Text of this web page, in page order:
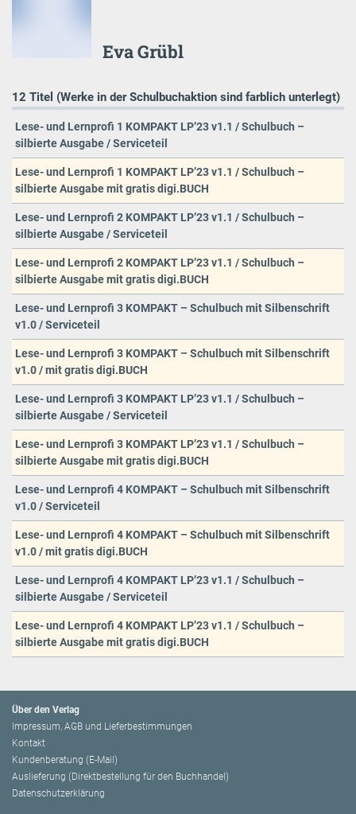
Eva Grübl
12 Titel (Werke in der Schulbuchaktion sind farblich unterlegt)
Lese- und Lernprofi 1 KOMPAKT LP’23 v1.1 / Schulbuch –
silbierte Ausgabe / Serviceteil
Lese- und Lernprofi 1 KOMPAKT LP’23 v1.1 / Schulbuch –
silbierte Ausgabe mit gratis digi.BUCH
Lese- und Lernprofi 2 KOMPAKT LP’23 v1.1 / Schulbuch –
silbierte Ausgabe / Serviceteil
Lese- und Lernprofi 2 KOMPAKT LP’23 v1.1 / Schulbuch –
silbierte Ausgabe mit gratis digi.BUCH
Lese- und Lernprofi 3 KOMPAKT – Schulbuch mit Silbenschrift
v1.0 / Serviceteil
Lese- und Lernprofi 3 KOMPAKT – Schulbuch mit Silbenschrift
v1.0 / mit gratis digi.BUCH
Lese- und Lernprofi 3 KOMPAKT LP’23 v1.1 / Schulbuch –
silbierte Ausgabe / Serviceteil
Lese- und Lernprofi 3 KOMPAKT LP’23 v1.1 / Schulbuch –
silbierte Ausgabe mit gratis digi.BUCH
Lese- und Lernprofi 4 KOMPAKT – Schulbuch mit Silbenschrift
v1.0 / Serviceteil
Lese- und Lernprofi 4 KOMPAKT – Schulbuch mit Silbenschrift
v1.0 / mit gratis digi.BUCH
Lese- und Lernprofi 4 KOMPAKT LP’23 v1.1 / Schulbuch –
silbierte Ausgabe / Serviceteil
Lese- und Lernprofi 4 KOMPAKT LP’23 v1.1 / Schulbuch –
silbierte Ausgabe mit gratis digi.BUCH
Über den Verlag
Impressum, AGB und Lieferbestimmungen
Kontakt
Kundenberatung (E-Mail)
Auslieferung (Direktbestellung für den Buchhandel)
Datenschutzerklärung